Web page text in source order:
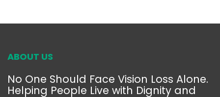
ABOUT US
No One Should Face Vision Loss Alone.
Helping People Live with Dignity and